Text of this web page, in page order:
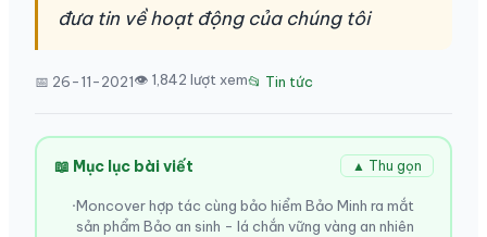
đưa tin về hoạt động của chúng tôi
📅 26-11-2021👁 1,842 lượt xem📂 Tin tức
📖 Mục lục bài viết ▲ Thu gọn
Moncover hợp tác cùng bảo hiểm Bảo Minh ra mắt
sản phẩm Bảo an sinh - lá chắn vững vàng an nhiên